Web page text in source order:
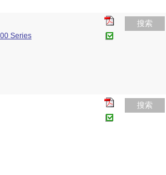
Series
搜索
搜索